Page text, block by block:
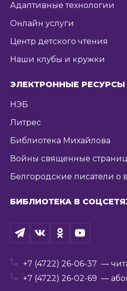
Адаптивные технологии
Онлайн услуги
Центр детского чтения
Наши клубы и кружки
ЭЛЕКТРОННЫЕ РЕСУРСЫ
НЭБ
Литрес
Библиотека Михайлова
Войны священные
Белгородские писатели о
БИБЛИОТЕКА В
+7 (4722) 26-06-37 —
+7 (4722) 26-02-69 —